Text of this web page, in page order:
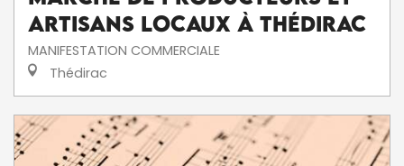
artisans locaux à Thédirac
MANIFESTATION COMMERCIALE
Thédirac